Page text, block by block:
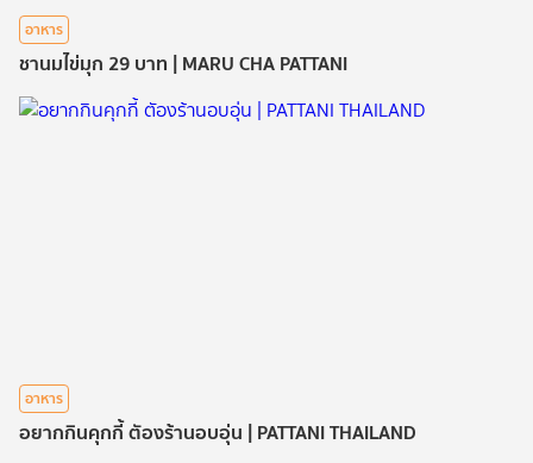
อาหาร
ชานมไข่มุก 29 บาท | MARU CHA PATTANI
อาหาร
อยากกินคุกกี้ ตัองร้านอบอุ่น | PATTANI THAILAND